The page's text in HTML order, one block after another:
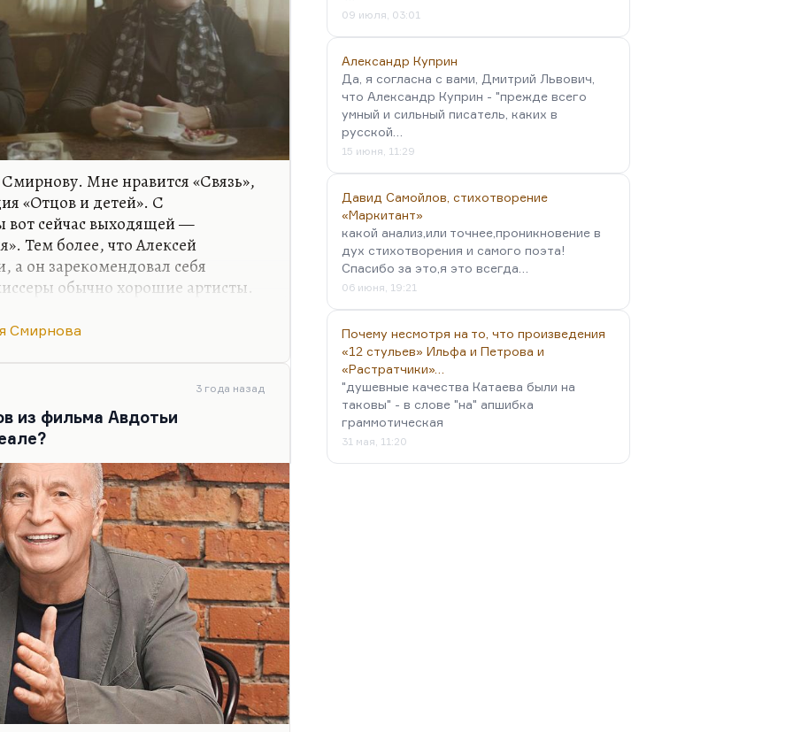
Мне нравится «Связь»,
«Отцов и детей». С
сейчас выходящей —
Тем более, что Алексей
а он зарекомендовал себя
обычно хорошие артисты.
Но я, именно фильм
мне кажется, что это
Смирнова
3 года назад
из фильма Авдотьи
09 июля, 03:01
Александр Куприн
Да, я согласна с вами, Дмитрий Львович,
что Александр Куприн - "прежде всего
умный и сильный писатель, каких в
русской…
15 июня, 11:29
Давид Самойлов, стихотворение
«Маркитант»
какой анализ,или точнее,проникновение в
дух стихотворения и самого поэта!
Спасибо за это,я это всегда…
06 июня, 19:21
Почему несмотря на то, что произведения
«12 стульев» Ильфа и Петрова и
«Растратчики»…
"душевные качества Катаева были на
таковы" - в слове "на" апшибка
граммотическая
31 мая, 11:20